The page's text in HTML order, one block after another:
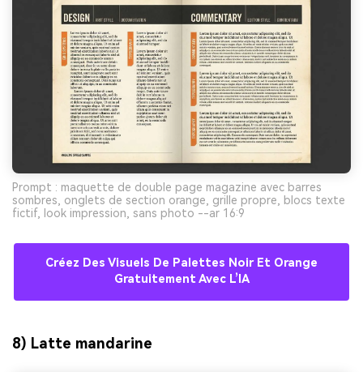
Prompt : maquette de double page magazine avec barres
sombres, onglets de section orange, grille propre, blocs texte
fictif, look impression, sans photo --ar 16:9
Créez Des Visuels De Palettes Noir Et Orange
Gratuitement Avec L’IA
8) Latte mandarine